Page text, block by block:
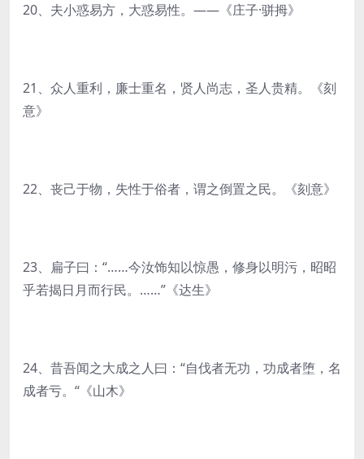
20、夫小惑易方，大惑易性。——《庄子·骈拇》
21、众人重利，廉士重名，贤人尚志，圣人贵精。《刻
意》
22、丧己于物，失性于俗者，谓之倒置之民。《刻意》
23、扁子曰：“……今汝饰知以惊愚，修身以明污，昭昭
乎若揭日月而行民。……”《达生》
24、昔吾闻之大成之人曰：“自伐者无功，功成者堕，名
成者亏。“《山木》